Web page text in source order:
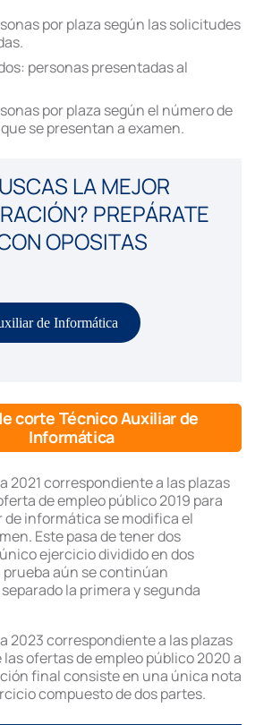
por plaza según las solicitudes
personas presentadas al
por plaza según el número de
se presentan a examen.
LA MEJOR
PREPÁRATE
OPOSITAS
de Informática
corte Técnico Auxiliar de
Informática
2021 correspondiente a las plazas
de empleo público 2019 para
informática se modifica el
Este pasa de tener dos
ejercicio dividido en dos
aún se continúan
la primera y segunda
2023 correspondiente a las plazas
ofertas de empleo público 2020 a
final consiste en una única nota
compuesto de dos partes.